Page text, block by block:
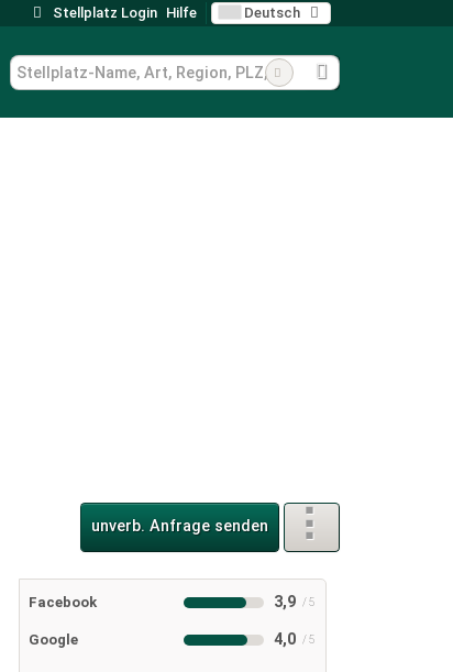
Stellplatz Login Hilfe Deutsch
und Entsorgungsanlage
unverb. Anfrage senden
Facebook 3,9
Google 4,0